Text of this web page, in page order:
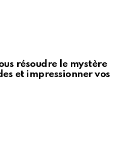
résoudre le mystère
et impressionner vos